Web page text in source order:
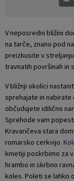
V neposredni bližini
na tarče, znano pod
preizkusite v
travnatih površinah in
V bližnji okolici
sprehajate in
občudujete idilično
Sprehode vam
Kravaričeva stara
romarsko cerkvijo.
kmetiji poskrbimo za
hrambo in skrbno
koles. Poleti se lahko
Organigram
Varstvo osebnih
Temeljni akti občine
Občinski predpisi
Strateški dokumenti
Katalog informacij
Občinski časopis Orans
Naše OKO
Proračun občine
Lokalne volitve